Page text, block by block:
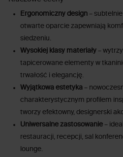
Ergonomiczny design–
otwarte oparcie zapewniają
siedzeniu.
Wysokiej klasy materiały–
tapicerowane elementy w
trwałość i elegancję.
Wyjątkowa estetyka –
charakterystycznym profilem
tworzy efektowny, designerski
Uniwersalne zastosowanie–
restauracji, recepcji, sal
lounge.